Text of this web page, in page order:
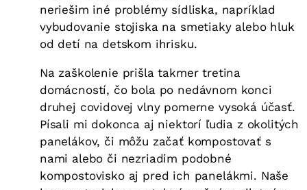
neriešim iné problémy sídliska, napríklad
vybudovanie stojiska na smetiaky alebo hluk
od detí na detskom ihrisku.
Na zaškolenie prišla takmer tretina
domácností, čo bola po nedávnom konci
druhej covidovej vlny pomerne vysoká účasť.
Písali mi dokonca aj niektorí ľudia z okolitých
panelákov, či môžu začať kompostovať s
nami alebo či nezriadim podobné
kompostovisko aj pred ich panelákmi. Naše